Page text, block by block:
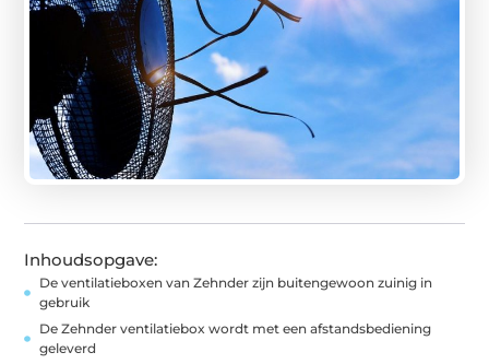
Inhoudsopgave:
De ventilatieboxen van Zehnder zijn buitengewoon zuinig in
gebruik
De Zehnder ventilatiebox wordt met een afstandsbediening
geleverd